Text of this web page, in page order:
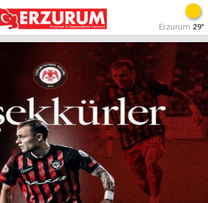
Erzurum 29°